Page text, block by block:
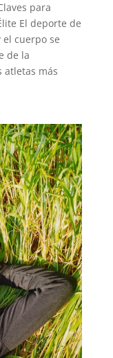
para
El deporte de
cuerpo se
de la
atletas más